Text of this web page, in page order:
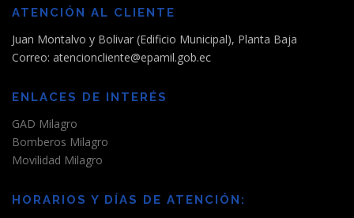
ATENCIÓN AL CLIENTE
Juan Montalvo y Bolivar (Edificio Municipal), Planta Baja
Correo: atencioncliente@epamil.gob.ec
ENLACES DE INTERÉS
GAD Milagro
Bomberos Milagro
Movilidad Milagro
HORARIOS Y DÍAS DE ATENCIÓN: